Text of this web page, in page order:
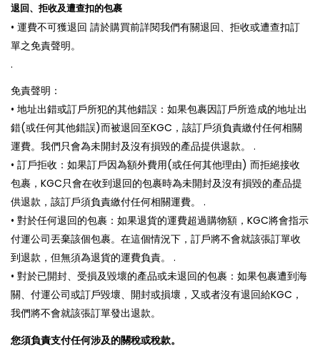
退回、拒收及遭查扣的包裹
• 運費不可獲退回 請於購買前詳閱我們有關退回、拒收或遭查扣訂
單之免責聲明。
.
免責聲明：
• 地址出錯或訂戶所犯的其他錯誤：如果包裹因訂戶所造成的地址出
錯(或任何其他錯誤)而被退回至KGC，該訂戶須負責繳付任何相關
運費。我們只會為未開封及沒有損毀的產品提供退款。 .
• 訂戶拒收：如果訂戶因為額外費用(或任何其他理由) 而拒絕接收
包裹，KGC只會在收到退回的包裹時為未開封及沒有損毀的產品提
供退款，該訂戶須負責繳付任何相關運費。 .
• 對於任何退回的包裹：如果退貨的運費超過購物額，KGC將會指示
付運公司丟棄該個包裹。在這個情況下，訂戶將不會就該張訂單收
到退款，但無須為退貨的運費負責。 .
• 對於已開封、受損及毀壞的產品或未退回的包裹：如果包裹遭到海
關、付運公司或訂戶毀壞、開封或損壞，又或者沒有退回給KGC，
我們將不會就該張訂單發出退款。
您須負責支付任何涉及的關稅或稅款。